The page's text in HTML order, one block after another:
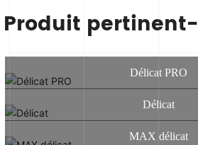
Produit pertinent-
Délicat PRO
Délicat
MAX délicat